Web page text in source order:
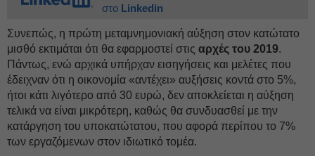
στο Linkedin
Συνεπώς, η πρώτη μεταμνημονιακή αύξηση στον κατώτατο
μισθό εκτιμάται ότι θα εφαρμοστεί στις αρχές του 2019.
Πάντως, ενώ αρχικά υπήρχαν εισηγήσεις και μελέτες που
έδειχναν ότι η οικονομία «αντέχει» αυξήσεις κοντά στο 5%,
ήτοι κάτι λιγότερο από 30 ευρώ, δεν αποκλείεται η αύξηση
τελικά να είναι μικρότερη, καθώς θα συνδυασθεί με την
κατάργηση του υποκατώτατου, που αφορά περίπου το 7%
των εργαζόμενων στον ιδιωτικό τομέα.